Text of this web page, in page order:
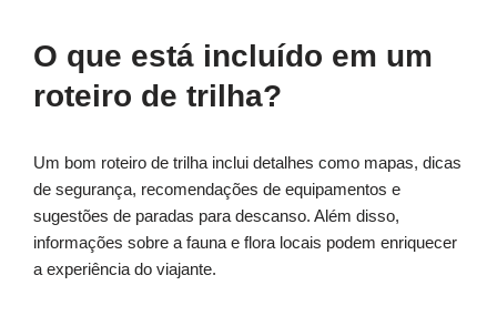
O que está incluído em um
roteiro de trilha?
Um bom roteiro de trilha inclui detalhes como mapas, dicas
de segurança, recomendações de equipamentos e
sugestões de paradas para descanso. Além disso,
informações sobre a fauna e flora locais podem enriquecer
a experiência do viajante.